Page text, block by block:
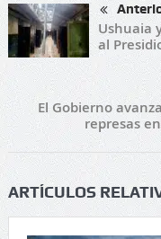
Ushuaia
al
El Gobierno
represas
ARTÍCULOS